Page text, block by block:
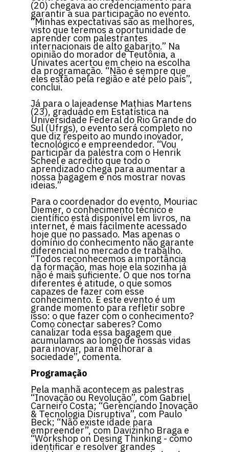
(20) chegava ao credenciamento para
garantir a sua participação no evento.
“Minhas expectativas são as melhores,
visto que teremos a oportunidade de
aprender com palestrantes
internacionais de alto gabarito.” Na
opinião do morador de Teutônia, a
Univates acertou em cheio na escolha
da programação. “Não é sempre que
eles estão pela região e até pelo país”,
conclui.
Já para o lajeadense Mathias Martens
(23), graduado em Estatística na
Universidade Federal do Rio Grande do
Sul (Ufrgs), o evento será completo no
que diz respeito ao mundo inovador,
tecnológico e empreendedor. “Vou
participar da palestra com o Henrik
Scheel e acredito que todo o
aprendizado chega para aumentar a
nossa bagagem e nos mostrar novas
ideias.”
Para o coordenador do evento, Mouriac
Diemer, o conhecimento técnico e
científico está disponível em livros, na
internet, é mais facilmente acessado
hoje que no passado. Mas apenas o
domínio do conhecimento não garante
diferencial no mercado de trabalho.
“Todos reconhecemos a importância
da formação, mas hoje ela sozinha já
não é mais suficiente. O que nos torna
diferentes é atitude, o que somos
capazes de fazer com esse
conhecimento. E este evento é um
grande momento para refletir sobre
isso: o que fazer com o conhecimento?
Como conectar saberes? Como
canalizar toda essa bagagem que
acumulamos ao longo de nossas vidas
para inovar, para melhorar a
sociedade”, comenta.
Programação
Pela manhã acontecem as palestras
“Inovação ou Revolução”, com Gabriel
Carneiro Costa; “Gerenciando Inovação
& Tecnologia Disruptiva”, com Paulo
Beck; “Não existe idade para
empreender”, com Davizinho Braga e
“Workshop on Desing Thinking - como
identificar e resolver grandes